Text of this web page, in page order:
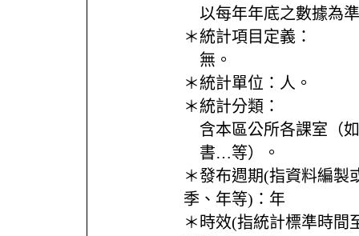
以每年年底之數據為
＊統計項目定義：
無。
＊統計單位： 人。
＊統計分類：
含本區公所各課室（
書…等）。
＊發布週期(指資料編製
季、年等)： 年
＊時效(指統計標準時間